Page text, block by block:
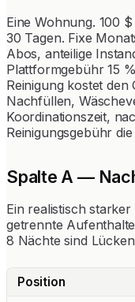
Eine Wohnung. 100
30 Tagen. Fixe
Abos, anteilige
Plattformgebühr 15
Reinigung kostet
Nachfüllen,
Koordinationszeit,
Reinigungsgebühr
Spalte A —
Ein realistisch
getrennte
8 Nächte sind
Position